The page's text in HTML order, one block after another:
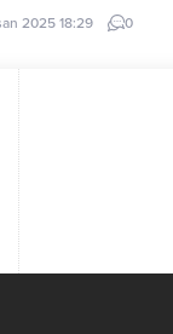
hedefiyle yürütülen
toplumsal barışı ve
kardeşlik yüzyılı
ADIYAMAN (İGFA) –
Bakan
Türkiye’nin “Terörsüz
doğrultusunda tarihi bir
yaşadığını ifade etti.
2025 18:29 0